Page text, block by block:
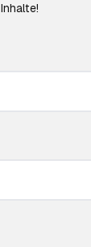
Inhalte!